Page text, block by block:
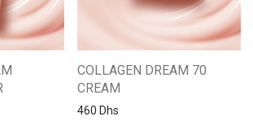
COLLAGEN DREAM 70
CREAM
460 Dhs